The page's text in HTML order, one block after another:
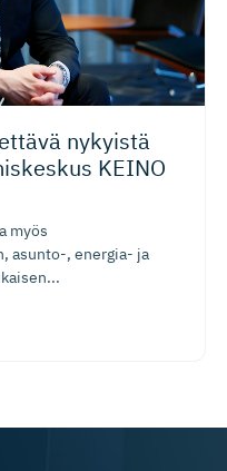
nykyistä
KEINO
myös
asunto-, energia- ja